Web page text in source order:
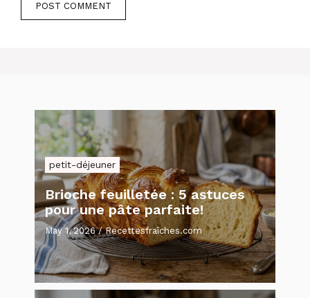
petit-déjeuner
Brioche feuilletée : 5 astuces
pour une pâte parfaite!
May 1, 2026/Recettesfraîches.com